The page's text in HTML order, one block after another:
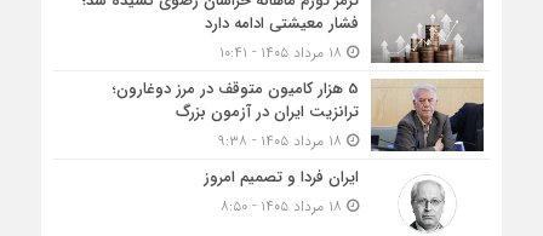
فشار معیشتی ادامه دارد
5 هزار کامیون متوقف در مرز دوغارون؛
ترانزیت ایران در آزمون بزرگ
ایران فردا و تصمیم امروز